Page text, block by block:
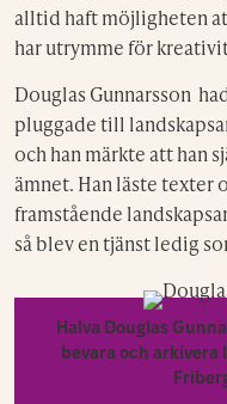
alltid haft möjligheten
har utrymme för
Douglas Gunnarsson
pluggade till
och han märkte att han
ämnet. Han läste texter
framstående
så blev en tjänst ledig
Halva Douglas
bevara och